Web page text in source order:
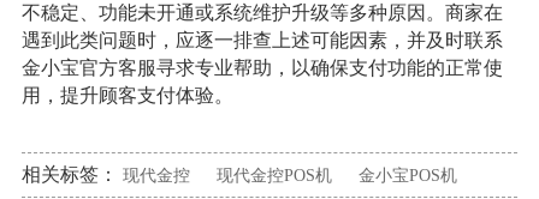
不稳定、功能未开通或系统维护升级等多种原因。商家在
遇到此类问题时，应逐一排查上述可能因素，并及时联系
金小宝官方客服寻求专业帮助，以确保支付功能的正常使
用，提升顾客支付体验。
相关标签： 现代金控 现代金控POS机 金小宝POS机